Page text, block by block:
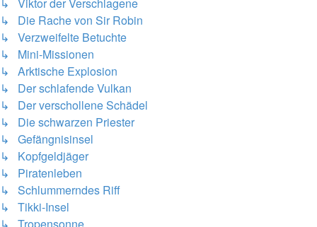
↳ Die Rache von Sir Robin
↳ Verzweifelte Betuchte
↳ Mini-Missionen
↳ Arktische Explosion
↳ Der schlafende Vulkan
↳ Der verschollene Schädel
↳ Die schwarzen Priester
↳ Gefängnisinsel
↳ Kopfgeldjäger
↳ Piratenleben
↳ Schlummerndes Riff
↳ Tikki-Insel